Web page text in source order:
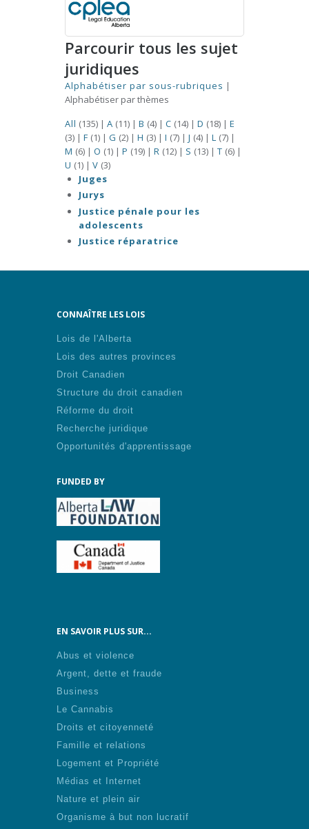
Parcourir tous les sujet
juridiques
Alphabétiser par sous-rubriques |
Alphabétiser par thèmes
All (135) | A (11) | B (4) | C (14) | D (18) | E
(3) | F (1) | G (2) | H (3) | I (7) | J (4) | L (7) |
M (6) | O (1) | P (19) | R (12) | S (13) | T (6) |
U (1) | V (3)
Juges
Jurys
Justice pénale pour les
adolescents
Justice réparatrice
CONNAÎTRE LES LOIS
Lois de l'Alberta
Lois des autres provinces
Droit Canadien
Structure du droit canadien
Réforme du droit
Recherche juridique
Opportunités d'apprentissage
FUNDED BY
EN SAVOIR PLUS SUR...
Abus et violence
Argent, dette et fraude
Business
Le Cannabis
Droits et citoyenneté
Famille et relations
Logement et Propriété
Médias et Internet
Nature et plein air
Organisme à but non lucratif